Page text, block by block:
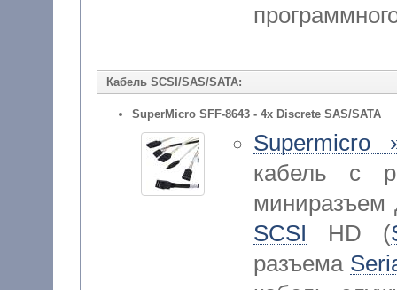
Кабель SCSI/SAS/SATA:
SuperMicro SFF-8643 - 4x Discrete SAS/SATA
Supermicro
кабель с
миниразъем
SCSI HD (
разъема